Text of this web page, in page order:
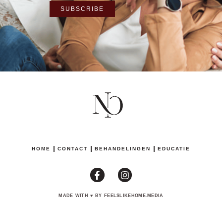
HOME CONTACT BEHANDELINGEN EDUCATIE
MADE WITH♥ BY FEELSLIKEHOME.MEDIA